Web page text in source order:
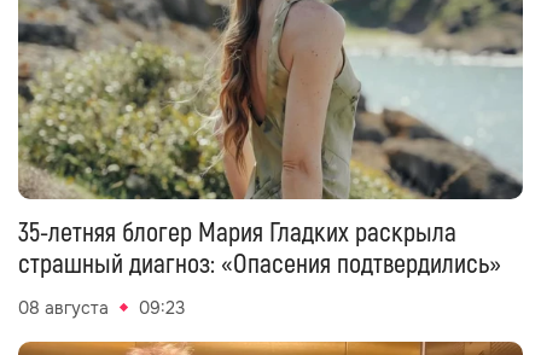
35-летняя блогер Мария Гладких раскрыла
страшный диагноз: «Опасения подтвердились»
08 августа 09:23